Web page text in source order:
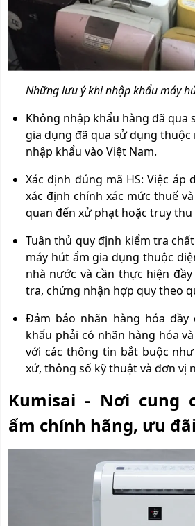
Những lưu ý khi nhập khẩu máy
Không nhập khẩu hàng đã qua
gia dụng đã qua sử dụng thuộc
nhập khẩu vào Việt Nam.
Xác định đúng mã HS: Việc áp
xác định chính xác mức thuế
quan đến xử phạt hoặc truy thu
Tuân thủ quy định kiểm tra
máy hút ẩm gia dụng thuộc
nhà nước và cần thực hiện
tra, chứng nhận hợp quy theo
Đảm bảo nhãn hàng hóa đầy
khẩu phải có nhãn hàng hóa
với các thông tin bắt buộc
xứ, thông số kỹ thuật và đơn vị
Kumisai - Nơi cung
ẩm chính hãng, ưu